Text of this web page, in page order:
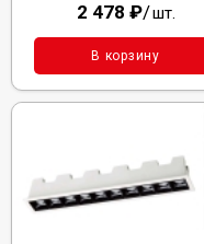
2 478 ₽/шт.
В корзину